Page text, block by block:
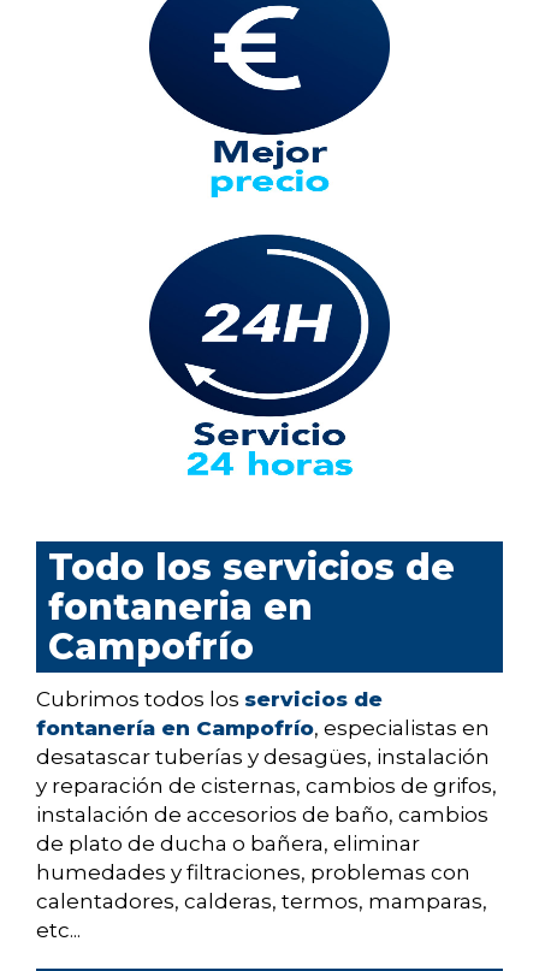
Todo los servicios de
fontaneria en
Campofrío
Cubrimos todos los servicios de
fontanería en Campofrío, especialistas en
desatascar tuberías y desagües, instalación
y reparación de cisternas, cambios de grifos,
instalación de accesorios de baño, cambios
de plato de ducha o bañera, eliminar
humedades y filtraciones, problemas con
calentadores, calderas, termos, mamparas,
etc...